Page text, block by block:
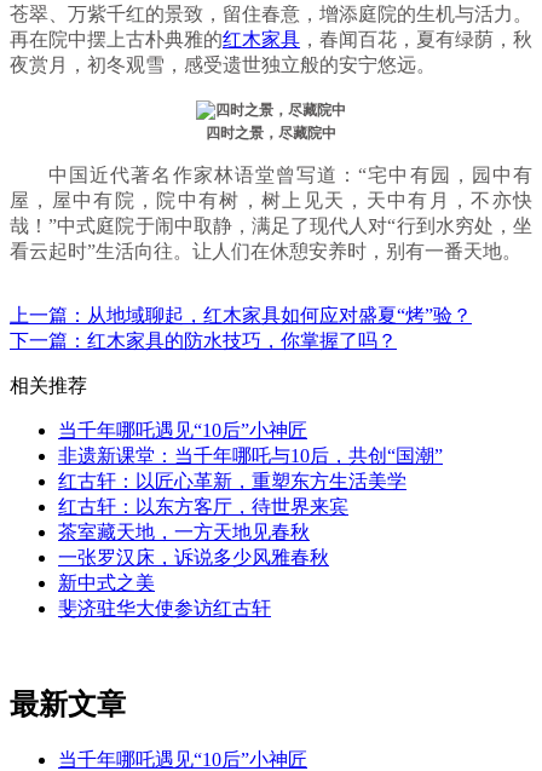
苍翠、万紫千红的景致，留住春意，增添庭院的生机与活力。
再在院中摆上古朴典雅的红木家具 ，春闻百花，夏有绿荫，秋
夜赏月，初冬观雪，感受遗世独立般的安宁悠远。
四时之景，尽藏院中
中国近代著名作家林语堂曾写道：“宅中有园，园中有
屋，屋中有院，院中有树，树上见天，天中有月，不亦快
哉！”中式庭院于闹中取静，满足了现代人对“行到水穷处，坐
看云起时”生活向往。让人们在休憩安养时，别有一番天地。
上一篇：从地域聊起，红木家具如何应对盛夏“烤”验？
下一篇：红木家具的防水技巧，你掌握了吗？
相关推荐
当千年哪吒遇见“10后”小神匠
非遗新课堂：当千年哪吒与10后，共创“国潮”
红古轩：以匠心革新，重塑东方生活美学
红古轩：以东方客厅，待世界来宾
茶室藏天地，一方天地见春秋
一张罗汉床，诉说多少风雅春秋
新中式之美
斐济驻华大使参访红古轩
最新文章
当千年哪吒遇见“10后”小神匠